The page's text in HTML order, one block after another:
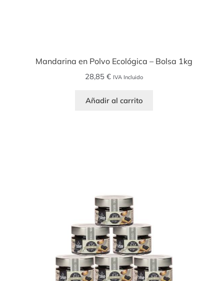
Mandarina en Polvo Ecológica – Bolsa 1kg
28,85 € IVA Incluido
Añadir al carrito